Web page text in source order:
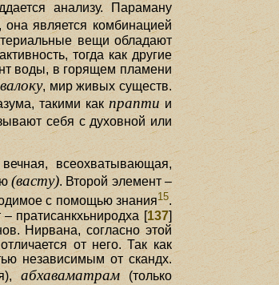
анализу. Параману
она является комбинацией
вещи обладают
тогда как другие
воды, в горящем пламени
, мир живых существ.
такими как прапти и
себя с духовной или
всеохватывающая,
(васту). Второй элемент –
с помощью знания15.
пратисанкхьниродха [137]
Нирвана, согласно этой
от него. Так как
независимым от скандх.
абхаваматрам(только